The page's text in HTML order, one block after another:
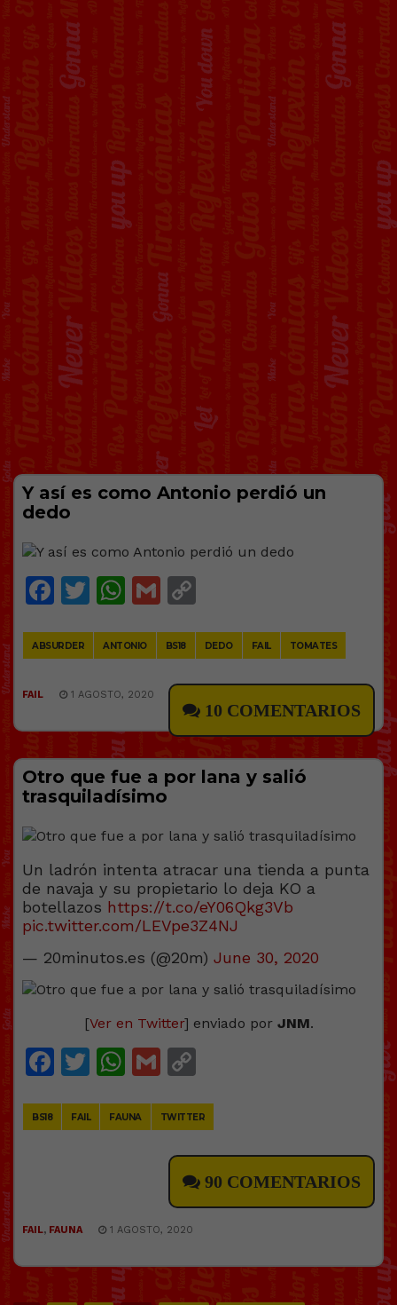
Y así es como Antonio perdió un
dedo
Facebook
Twitter
WhatsApp
Gmail
ABSURDER ANTONIO BS18 DEDO FAIL TOMATES
10 COMENTARIOS
FAIL 1 AGOSTO, 2020
Otro que fue a por lana y salió
trasquiladísimo
Un ladrón intenta atracar una tienda a punta
de navaja y su propietario lo deja KO a
botellazos https://t.co/eY06Qkg3Vb
pic.twitter.com/LEVpe3Z4NJ
— 20minutos.es (@20m) June 30, 2020
[Ver en Twitter] enviado por JNM.
Facebook
Twitter
WhatsApp
Gmail
BS18 FAIL FAUNA TWITTER
90 COMENTARIOS
FAIL, FAUNA 1 AGOSTO, 2020